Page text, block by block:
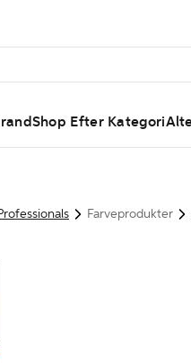
Shop Efter Kategori
Farveprodukter